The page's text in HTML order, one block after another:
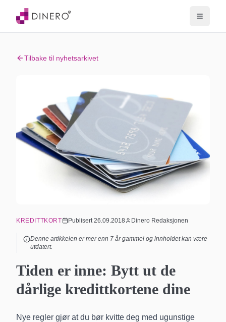
Tilbake til nyhetsarkivet
KREDITTKORT Publisert26.09.2018 Dinero Redaksjonen
Denne artikkelen er mer enn 7 år gammel og innholdet kan være
utdatert.
Tiden er inne: Bytt ut de
dårlige kredittkortene dine
Nye regler gjør at du bør kvitte deg med ugunstige